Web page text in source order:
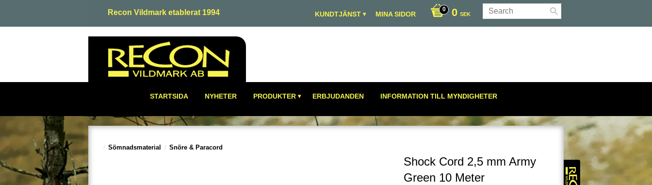
Recon Vildmark etablerat 1994 0 SEK
MINA SIDOR
KUNDTJÄNST
STARTSIDA NYHETER PRODUKTER ERBJUDANDEN INFORMATION TILL MYNDIGHETER
Sömnadsmaterial Snöre & Paracord
Shock Cord 2,5 mm Army
Green 10 Meter